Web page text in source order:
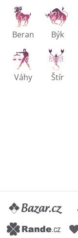
Beran Býk
Váhy Štír